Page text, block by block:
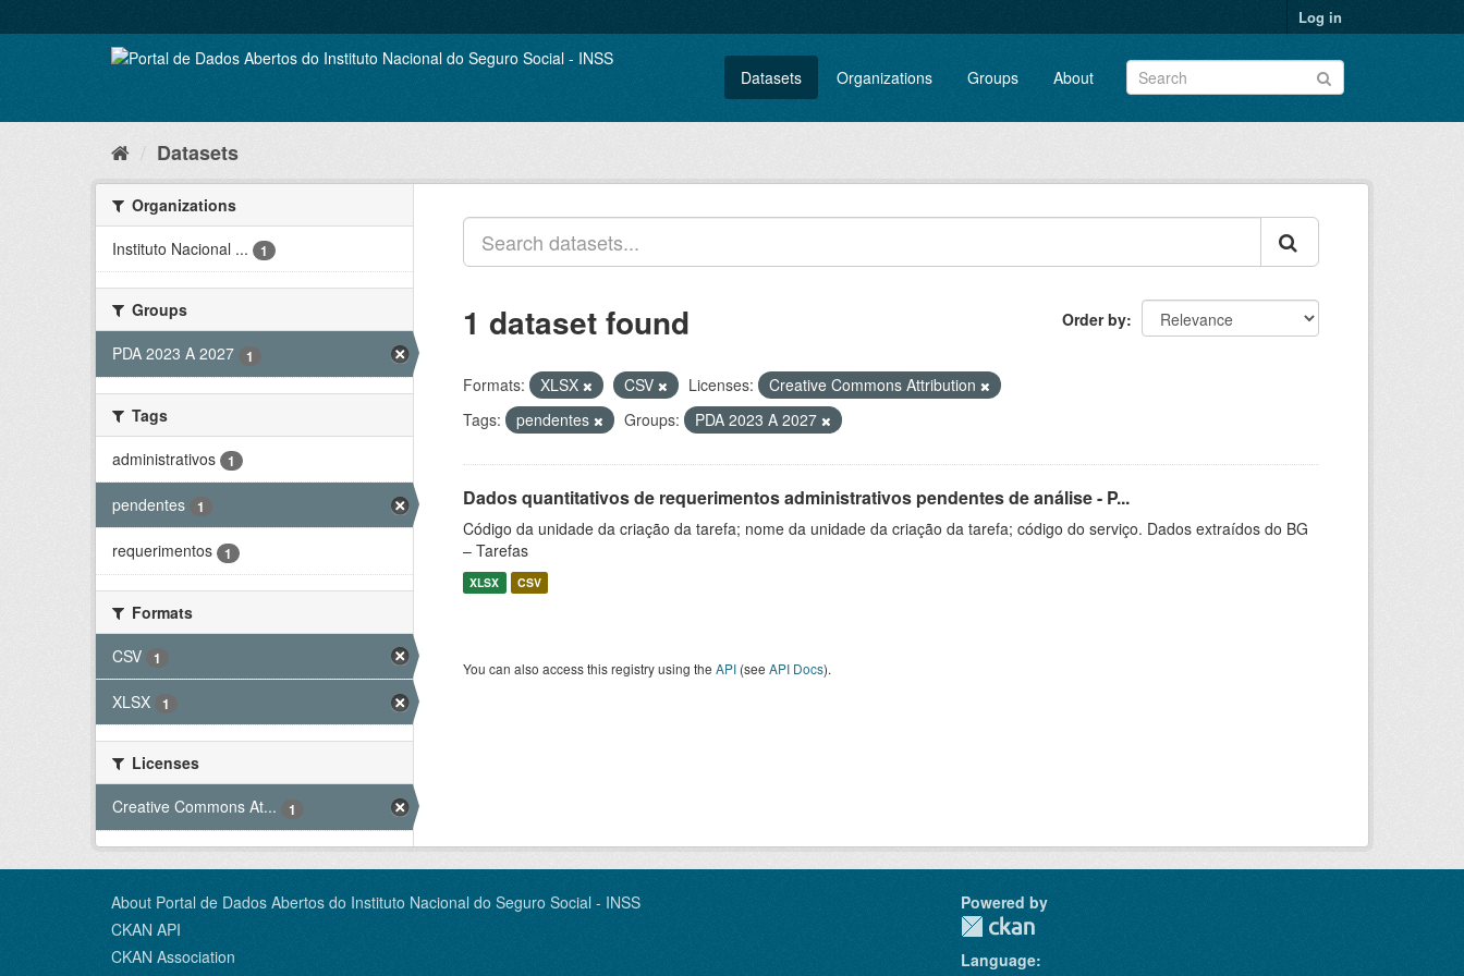
to
Log in
Datasets Organizations Groups About
Datasets
Organizations
Instituto Nacional ...
1
Groups
PDA 2023 A 2027
1
Tags
administrativos
1
pendentes 1
requerimentos 1
Formats
CSV
1
XLSX 1
Licenses
Creative Commons At...
1
Order by
1 dataset found
Formats: XLSX CSV Licenses:
Creative Commons Attribution
Tags:
pendentes Groups: PDA 2023 A 2027
Dados quantitativos de requerimentos administrativos pendentes de análise - P...
Código da unidade da criação da tarefa; nome da unidade da criação da tarefa; código do serviço. Dados extraídos do BG
– Tarefas
XLSX CSV
You can also access this registry using the API (see API Docs).
About Portal de Dados Abertos do Instituto Nacional do Seguro Social - INSS
CKAN API
CKAN Association
Powered by
Language